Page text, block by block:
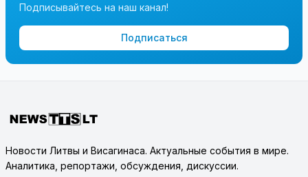
Подписывайтесь на наш канал!
Подписаться
Новости Литвы и Висагинаса. Актуальные события в мире.
Аналитика, репортажи, обсуждения, дискуссии.